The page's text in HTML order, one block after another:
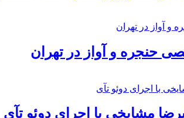
حنجره و آواز در تهران
مشایخی با اجرای دوئو تآی